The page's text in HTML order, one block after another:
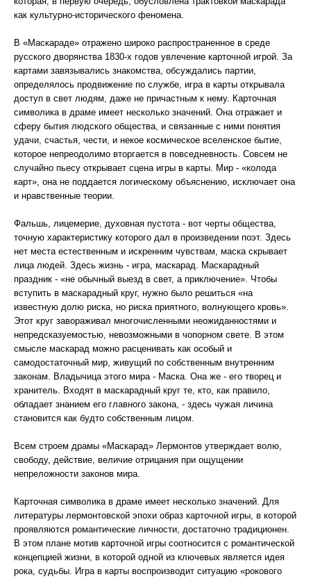
как культурно-исторического феномена.
В «Маскараде» отражено широко распространенное в среде
русского дворянства 1830-х годов увлечение карточной игрой. За
картами завязывались знакомства, обсуждались партии,
определялось продвижение по службе, игра в карты открывала
доступ в свет людям, даже не причастным к нему. Карточная
символика в драме имеет несколько значений. Она отражает и
сферу бытия людского общества, и связанные с ними понятия
удачи, счастья, чести, и некое космическое вселенское бытие,
которое непреодолимо вторгается в повседневность. Совсем не
случайно пьесу открывает сцена игры в карты. Мир - «колода
карт», она не поддается логическому объяснению, исключает она
и нравственные теории.
Фальшь, лицемерие, духовная пустота - вот черты общества,
точную характеристику которого дал в произведении поэт. Здесь
нет места естественным и искренним чувствам, маска скрывает
лица людей. Здесь жизнь - игра, маскарад. Маскарадный
праздник - «не обычный выезд в свет, а приключение». Чтобы
вступить в маскарадный круг, нужно было решиться «на
известную долю риска, но риска приятного, волнующего кровь».
Этот круг завораживал многочисленными неожиданностями и
непредсказуемостью, невозможными в чопорном свете. В этом
смысле маскарад можно расценивать как особый и
самодостаточный мир, живущий по собственным внутренним
законам. Владычица этого мира - Маска. Она же - его творец и
хранитель. Входят в маскарадный круг те, кто, как правило,
обладает знанием его главного закона, - здесь чужая личина
становится как будто собственным лицом.
Всем строем драмы «Маскарад» Лермонтов утверждает волю,
свободу, действие, величие отрицания при ощущении
непреложности законов мира.
Карточная символика в драме имеет несколько значений. Для
литературы лермонтовской эпохи образ карточной игры, в которой
проявляются романтические личности, достаточно традиционен.
В этом плане мотив карточной игры соотносится с романтической
концепцией жизни, в которой одной из ключевых является идея
рока, судьбы. Игра в карты воспроизводит ситуацию «рокового